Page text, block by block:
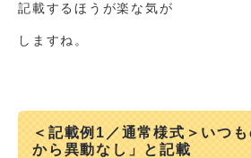
記載するほうが楽な気が
しますね。
＜記載例1／通常様式＞いつ
から異動なし」と記載